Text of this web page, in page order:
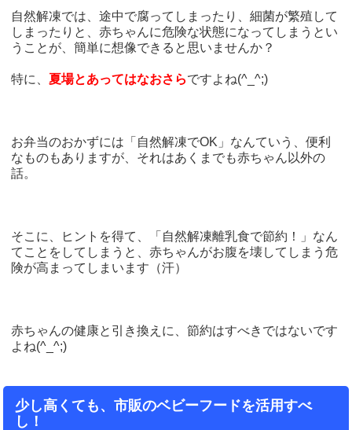
自然解凍では、途中で腐ってしまったり、細菌が繁殖して
しまったりと、赤ちゃんに危険な状態になってしまうとい
うことが、簡単に想像できると思いませんか？
特に、夏場とあってはなおさらですよね(^_^;)
お弁当のおかずには「自然解凍でOK」なんていう、便利
なものもありますが、それはあくまでも赤ちゃん以外の
話。
そこに、ヒントを得て、「自然解凍離乳食で節約！」なん
てことをしてしまうと、赤ちゃんがお腹を壊してしまう危
険が高まってしまいます（汗）
赤ちゃんの健康と引き換えに、節約はすべきではないです
よね(^_^;)
少し高くても、市販のベビーフードを活用すべ
し！